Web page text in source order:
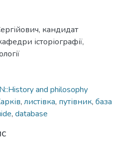
кандидат
історіографії,
and philosophy
, листівка, путівник, база
, database